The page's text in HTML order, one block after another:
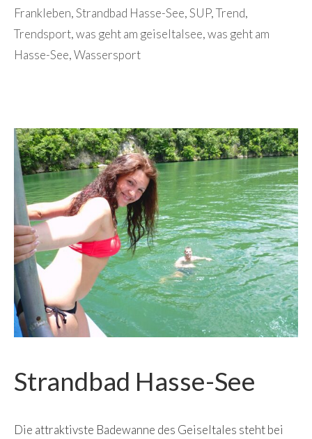
Frankleben,Strandbad Hasse-See,SUP,Trend,
Trendsport,was geht am geiseltalsee,was geht am
Hasse-See,Wassersport
Strandbad Hasse-See
Die attraktivste Badewanne des Geiseltales steht bei